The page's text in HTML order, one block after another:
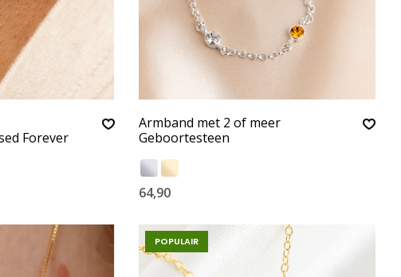
Forever
Armband met 2 of meer
Geboortesteen
64,90
POPULAIR